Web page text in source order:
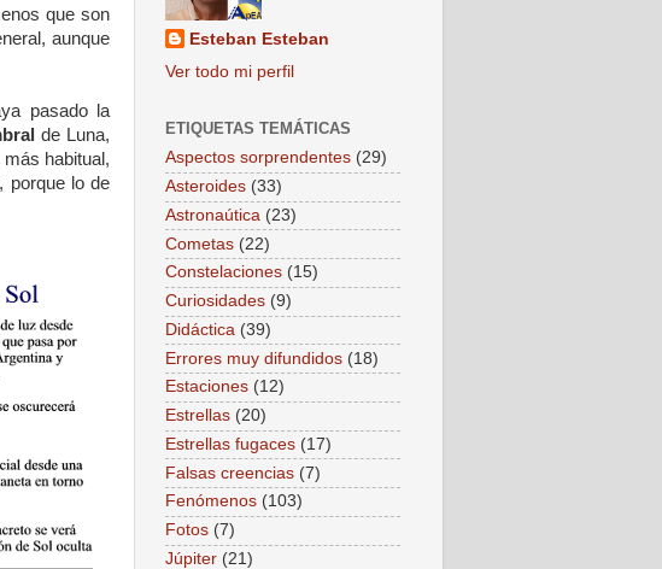
que son
aunque
pasado la
de Luna,
habitual,
porque lo de
Esteban Esteban
Ver todo mi perfil
ETIQUETAS TEMÁTICAS
Aspectos sorprendentes (29)
Asteroides (33)
Astronaútica (23)
Cometas (22)
Constelaciones (15)
Curiosidades (9)
Didáctica (39)
Errores muy difundidos (18)
Estaciones (12)
Estrellas (20)
Estrellas fugaces (17)
Falsas creencias (7)
Fenómenos (103)
Fotos (7)
Júpiter (21)